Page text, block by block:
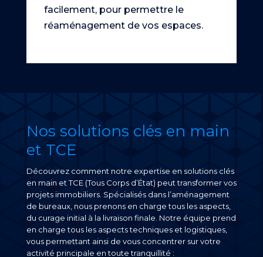
facilement, pour permettre le
réaménagement de vos espaces.
Nos solutions clés en main
et TCE
Découvrez comment notre expertise en solutions clés
en main et TCE (Tous Corps d’État) peut transformer vos
projets immobiliers. Spécialisés dans l’aménagement
de bureaux, nous prenons en charge tous les aspects,
du curage initial à la livraison finale. Notre équipe prend
en charge tous les aspects techniques et logistiques,
vous permettant ainsi de vous concentrer sur votre
activité principale en toute tranquillité :